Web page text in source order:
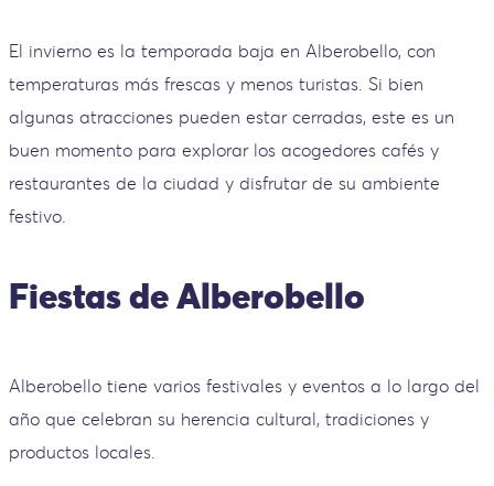
El invierno es la temporada baja en Alberobello, con
temperaturas más frescas y menos turistas. Si bien
algunas atracciones pueden estar cerradas, este es un
buen momento para explorar los acogedores cafés y
restaurantes de la ciudad y disfrutar de su ambiente
festivo.
Fiestas de Alberobello
Alberobello tiene varios festivales y eventos a lo largo del
año que celebran su herencia cultural, tradiciones y
productos locales.